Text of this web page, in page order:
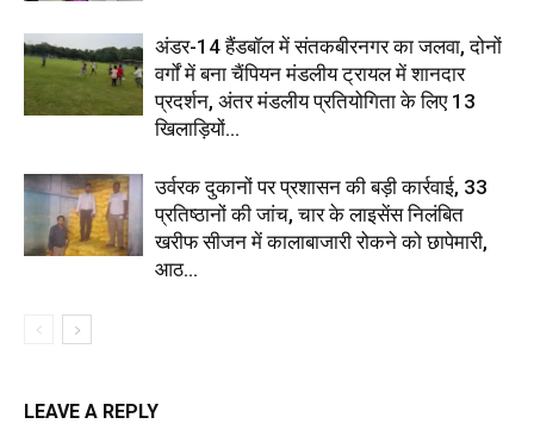
अंडर-14 हैंडबॉल में संतकबीरनगर का जलवा, दोनों
वर्गों में बना चैंपियन मंडलीय ट्रायल में शानदार
प्रदर्शन, अंतर मंडलीय प्रतियोगिता के लिए 13
खिलाड़ियों...
उर्वरक दुकानों पर प्रशासन की बड़ी कार्रवाई, 33
प्रतिष्ठानों की जांच, चार के लाइसेंस निलंबित
खरीफ सीजन में कालाबाजारी रोकने को छापेमारी,
आठ...
LEAVE A REPLY